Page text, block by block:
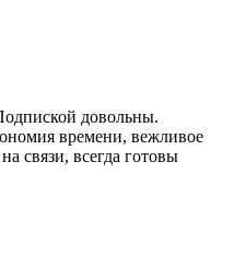
довольны.
времени, вежливое
связи, всегда готовы